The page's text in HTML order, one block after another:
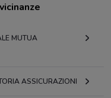
MUTUA
ASSICURAZIONI